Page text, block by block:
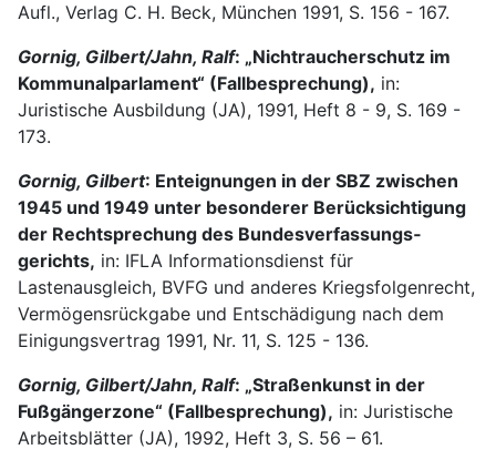
Aufl., Verlag C. H. Beck, München 1991, S. 156 - 167.
Gornig, Gilbert/Jahn, Ralf: „Nichtraucherschutz im
Kommunalparlament“ (Fallbesprechung), in:
Juristische Ausbil­dung (JA), 1991, Heft 8 - 9, S. 169 -
173.
Gornig, Gilbert: Enteignungen in der SBZ zwischen
1945 und 1949 unter besonde­rer Berück­sichtigung
der Rechtsprechung des Bundesverfassungs­
gerichts, in: IFLA Informationsdienst für
Lastenausgleich, BVFG und anderes Kriegsfolgenrecht,
Vermögensrückgabe und Entschädigung nach dem
Einigungsvertrag 1991, Nr. 11, S. 125 - 136.
Gornig, Gilbert/Jahn, Ralf: „Straßenkunst in der
Fußgängerzone“ (Fallbesprechung), in: Ju­ristische
Arbeits­blätter (JA), 1992, Heft 3, S. 56 – 61.